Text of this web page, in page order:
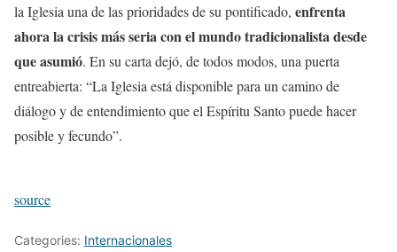
la Iglesia una de las prioridades de su pontificado, enfrenta
ahora la crisis más seria con el mundo tradicionalista desde
que asumió. En su carta dejó, de todos modos, una puerta
entreabierta: “La Iglesia está disponible para un camino de
diálogo y de entendimiento que el Espíritu Santo puede hacer
posible y fecundo”.
source
Categories: Internacionales